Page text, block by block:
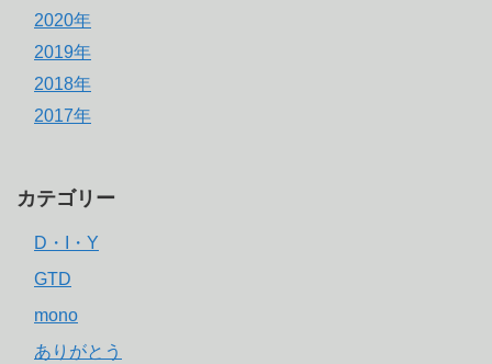
2020年
2019年
2018年
2017年
カテゴリー
D・I・Y
GTD
mono
ありがとう